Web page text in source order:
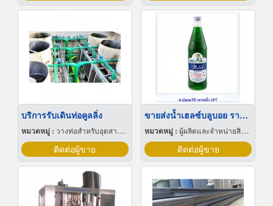
บริการรับเดินท่อคูลลิ่ง
หมวดหมู่ : วางท่อสำหรับอุตสาหกรรมท่อ
ติดต่อผู้ขาย
ขายส่งน้ำเฮลซ์บลูบอย ราคาโรงงาน
หมวดหมู่ : ผู้ผลิตและจำหน่ายสินค้าอุปโภคบริโภค
ติดต่อผู้ขาย